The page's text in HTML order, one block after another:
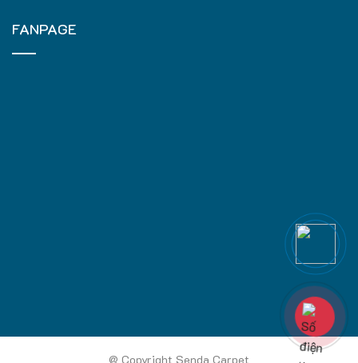
FANPAGE
@ Copyright Senda Carpet